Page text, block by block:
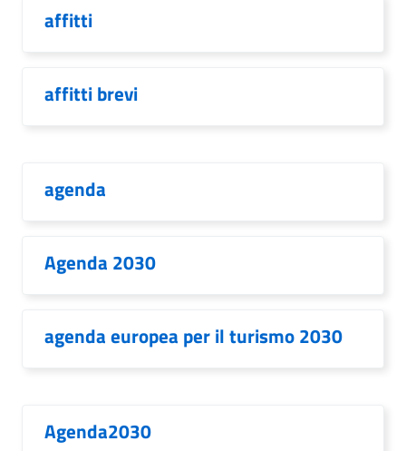
affitti
affitti brevi
agenda
Agenda 2030
agenda europea per il turismo 2030
Agenda2030